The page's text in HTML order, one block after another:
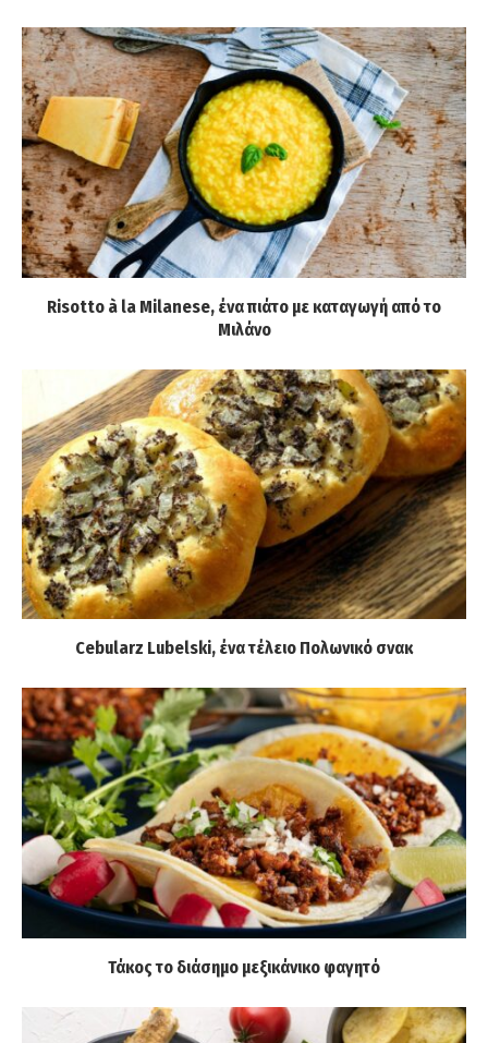
Risotto à la Milanese, ένα πιάτο με καταγωγή από το
Μιλάνο
Cebularz Lubelski, ένα τέλειο Πολωνικό σνακ
Τάκος το διάσημο μεξικάνικο φαγητό